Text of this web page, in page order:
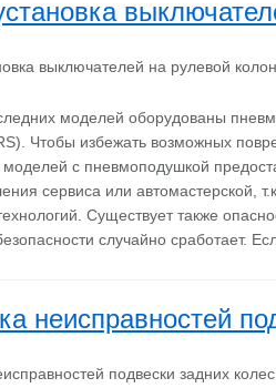
моделей оборудованы
Чтобы избежать возможных
с пневмоподушкой
сервиса или автомастерской,
Существует также
случайно сработает.
неисправностей